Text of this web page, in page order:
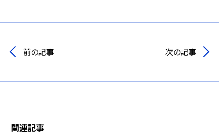
前の記事 次の記事
関連記事